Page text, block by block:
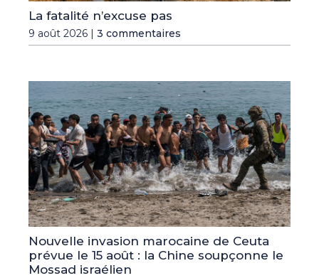
La fatalité n’excuse pas
9 août 2026 | 3 commentaires
Nouvelle invasion marocaine de Ceuta
prévue le 15 août : la Chine soupçonne le
Mossad israélien